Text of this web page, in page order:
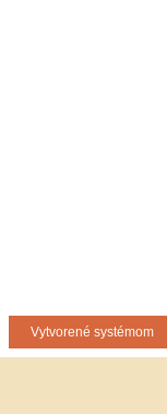
Vytvorené systémom